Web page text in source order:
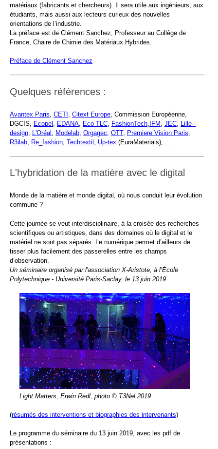
matériaux (fabricants et chercheurs). Il sera utile aux ingénieurs, aux
étudiants, mais aussi aux lecteurs curieux des nouvelles
orientations de l’industrie.
La préface est de Clément Sanchez, Professeur au Collège de
France, Chaire de Chimie des Matériaux Hybrides.
Préface de Clément Sanchez
Quelques références :
Avantex Paris CETI Citext Europe , Commission Européenne,
DGCIS,
Ecopel EDANA Eco TLC FashionTech IFM JEC
Lille--
design
L'Oréal Modelab Orgagec OTT, Premiere Vision Paris
R3ilab
Re_fashion Techtextil Up-tex (EuraMaterials), ...
L'hybridation de la matière avec le digital
Monde de la matière et monde digital, où nous conduit leur évolution
commune ?
Cette journée se veut interdisciplinaire, à la croisée des recherches
scientifiques ou artistiques, dans des domaines où le digital et le
matériel ne sont pas séparés. Le numérique permet d’ailleurs de
tisser plus facilement des passerelles entre les champs
d’observation.
Un séminaire organisé par l'association X-Aristote, à l’École
Polytechnique - Université Paris-Saclay, le 13 juin 2019
Light Matters, Erwin Redl, photo © T3Nel 2019
(résumés des interventions et biographies des intervenants)
Le programme du séminaire du 13 juin 2019, avec les pdf de
présentations :